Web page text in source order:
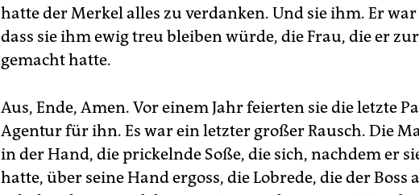
hatte der Merkel alles zu verdanken. Und sie ihm. Er
dass sie ihm ewig treu bleiben würde, die Frau, die er
gemacht hatte.
Aus, Ende, Amen. Vor einem Jahr feierten sie die letzte
Agentur für ihn. Es war ein letzter großer Rausch. Die
in der Hand, die prickelnde Soße, die sich, nachdem er
hatte, über seine Hand ergoss, die Lobrede, die der Boss